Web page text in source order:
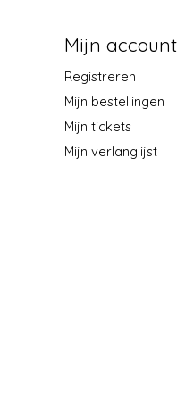
Mijn account
Registreren
Mijn bestellingen
Mijn tickets
Mijn verlanglijst